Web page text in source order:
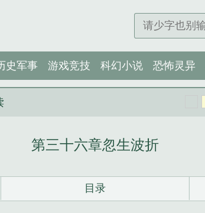
史军事 游戏竞技 科幻小说 恐怖灵异
第三十六章忽生波折
目录